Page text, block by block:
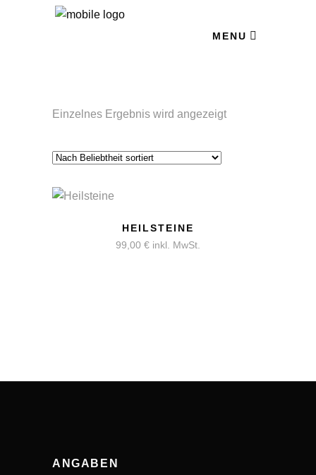
MENU
Einzelnes Ergebnis wird angezeigt
HEILSTEINE
99,00 € inkl. MwSt.
ANGABEN